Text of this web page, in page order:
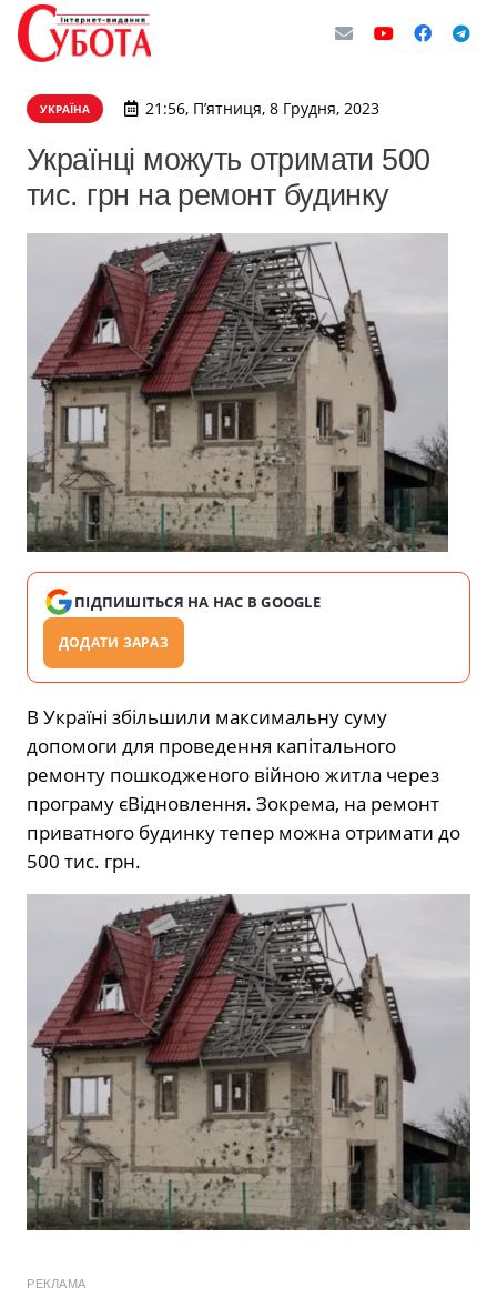
УКРАЇНА 21:56, П’ятниця, 8 Грудня, 2023
Українці можуть отримати 500
тис. грн на ремонт будинку
ПІДПИШІТЬСЯ НА НАС В GOOGLE
ДОДАТИ ЗАРАЗ
В Україні збільшили максимальну суму
допомоги для проведення капітального
ремонту пошкодженого війною житла через
програму єВідновлення. Зокрема, на ремонт
приватного будинку тепер можна отримати до
500 тис. грн.
РЕКЛАМА